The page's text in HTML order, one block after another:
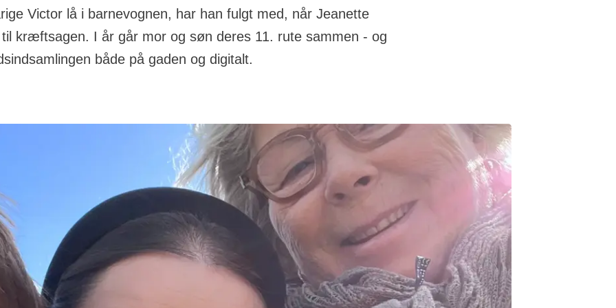
Victor lå i barnevognen, har han fulgt med, når Jeanette
kræftsagen. I år går mor og søn deres 11. rute sammen - og
både på gaden og digitalt.